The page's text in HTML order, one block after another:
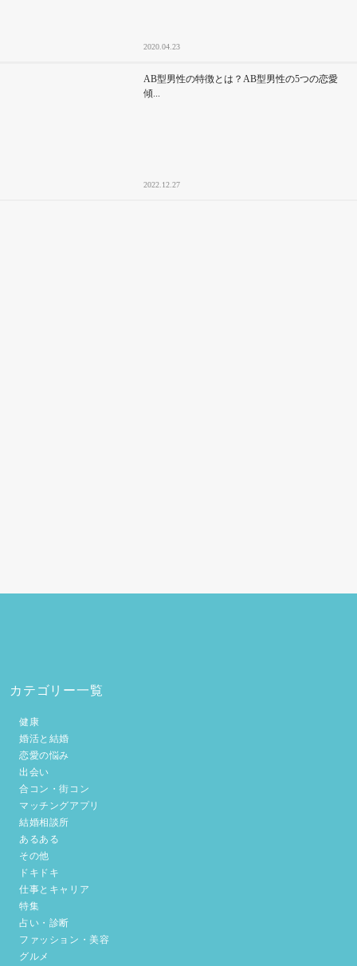
2020.04.23
AB型男性の特徴とは？AB型男性の5つの恋愛
傾...
2022.12.27
カテゴリー一覧
健康
婚活と結婚
恋愛の悩み
出会い
合コン・街コン
マッチングアプリ
結婚相談所
あるある
その他
ドキドキ
仕事とキャリア
特集
占い・診断
ファッション・美容
グルメ